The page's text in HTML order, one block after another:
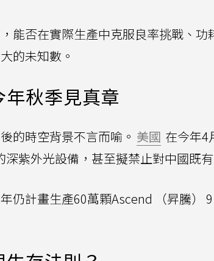
能否在實際生產中克服良率挑戰、功
的未知數。
秋季見真章
的時空背景不言而喻。 美國 在今年4
紫外光設備，甚至擬禁止對中國既
仍計畫生產60萬顆Ascend （昇騰）